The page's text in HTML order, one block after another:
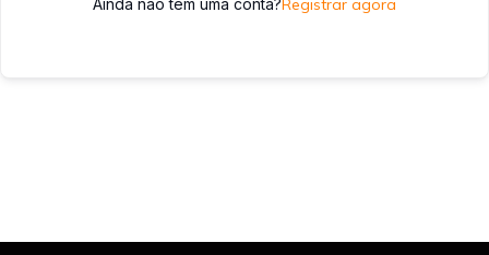
Ainda não tem uma conta?Registrar agora